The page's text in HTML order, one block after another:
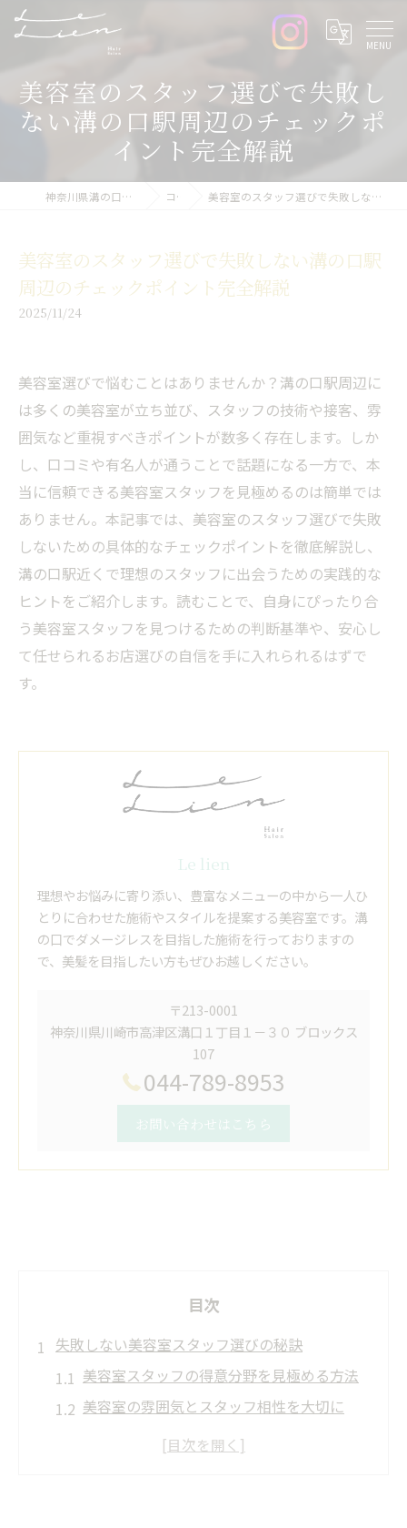
美容室のスタッフ選びで失敗し
ない溝の口駅周辺のチェックポ
イント完全解説
神奈川県溝の口周辺の美容室ならLe lien コラム 美容室のスタッフ選びで失敗しない溝の口駅周辺のチェックポイント完全解説
美容室のスタッフ選びで失敗しない溝の口駅
周辺のチェックポイント完全解説
2025/11/24
美容室選びで悩むことはありませんか？溝の口駅周辺に
は多くの美容室が立ち並び、スタッフの技術や接客、雰
囲気など重視すべきポイントが数多く存在します。しか
し、口コミや有名人が通うことで話題になる一方で、本
当に信頼できる美容室スタッフを見極めるのは簡単では
ありません。本記事では、美容室のスタッフ選びで失敗
しないための具体的なチェックポイントを徹底解説し、
溝の口駅近くで理想のスタッフに出会うための実践的な
ヒントをご紹介します。読むことで、自身にぴったり合
う美容室スタッフを見つけるための判断基準や、安心し
て任せられるお店選びの自信を手に入れられるはずで
す。
Le lien
理想やお悩みに寄り添い、豊富なメニューの中から一人ひ
とりに合わせた施術やスタイルを提案する美容室です。溝
の口でダメージレスを目指した施術を行っておりますの
で、美髪を目指したい方もぜひお越しください。
〒213-0001
神奈川県川崎市高津区溝口１丁目１－３０ ブロックス
107
044-789-8953
お問い合わせはこちら
目次
失敗しない美容室スタッフ選びの秘訣
美容室スタッフの得意分野を見極める方法
美容室の雰囲気とスタッフ相性を大切に
美容室スタッフの経験や実績を知るポイン